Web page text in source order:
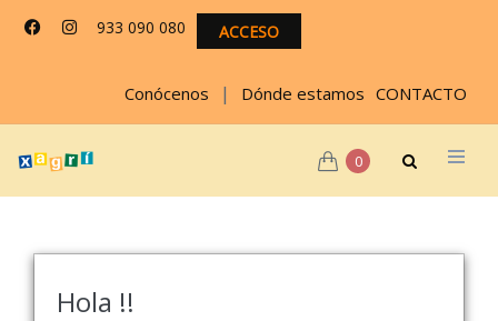
933 090 080 ACCESO
Conócenos | Dónde estamos CONTACTO
0
Hola !!